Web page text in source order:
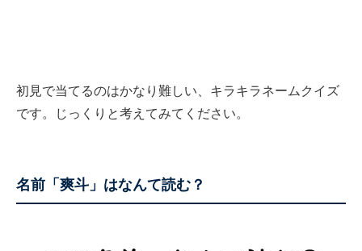
初見で当てるのはかなり難しい、キラキラネームクイズ
です。じっくりと考えてみてください。
名前「爽斗」はなんて読む？